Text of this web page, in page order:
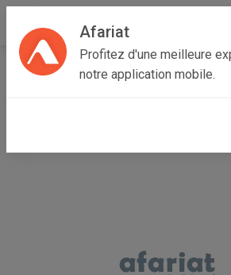
Afariat
Profitez d'une meilleure
notre application mobile.
Accueil Annonceur Kamel ben hajja